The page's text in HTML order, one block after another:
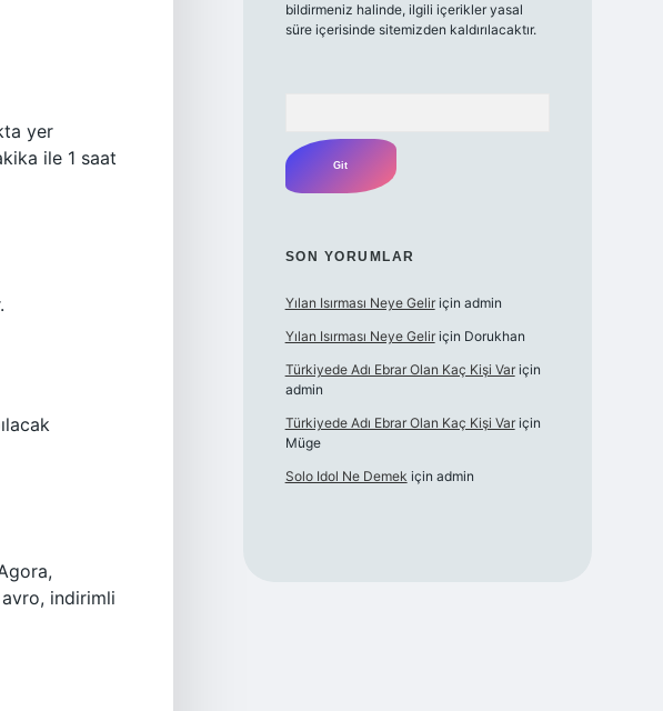
yer
ile 1 saat
indirimli
bildirmeniz halinde, ilgili içerikler yasal
süre içerisinde sitemizden kaldırılacaktır.
SON YORUMLAR
Yılan Isırması Neye Geliriçin admin
Yılan Isırması Neye Geliriçin Dorukhan
Türkiyede Adı Ebrar Olan Kaç Kişi Variçin
admin
Türkiyede Adı Ebrar Olan Kaç Kişi Variçin
Müge
Solo Idol Ne Demek için admin